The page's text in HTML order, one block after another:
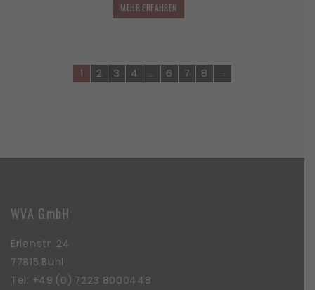
MEHR ERFAHREN
1 2 3 4 … 6 7 8 →
WVA GmbH
Erlenstr. 24
77815 Bühl
Tel: +49 (0) 7223 8000448